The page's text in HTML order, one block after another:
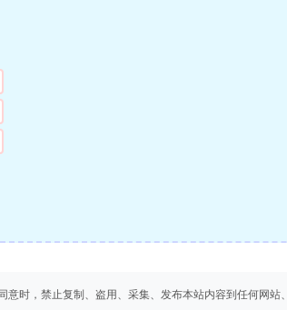
时，禁止复制、盗用、采集、发布本站内容到任何网站